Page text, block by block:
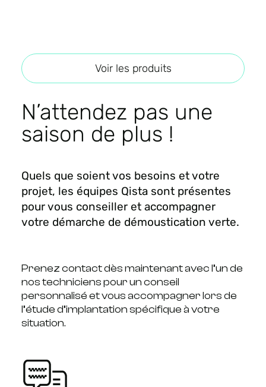
Voir les produits
N’attendez pas une
saison de plus !
Quels que soient vos besoins et votre
projet, les équipes Qista sont présentes
pour vous conseiller et accompagner
votre démarche de démoustication verte.
Prenez contact dès maintenant avec l’un de
nos techniciens pour un conseil
personnalisé et vous accompagner lors de
l’étude d’implantation spécifique à votre
situation.